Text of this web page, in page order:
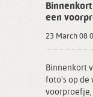
een
23 March 08
Binnenkort
foto's op de
voorproefje,